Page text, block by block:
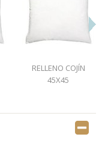
RELLENO COJÍN
45X45